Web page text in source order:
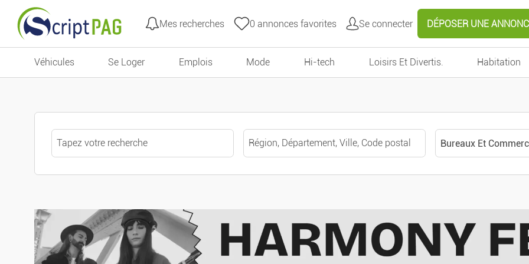
Mes recherches 0 annonces favorites Se connecter DÉPOSER UNE
Véhicules Se Loger Emplois Mode Hi-tech Loisirs Et Divertis. Habitation
Effacer Valider
Bureaux Et
Toutes catégories
Voitures
Tous les filtres
Extérieur
Valeur DPE